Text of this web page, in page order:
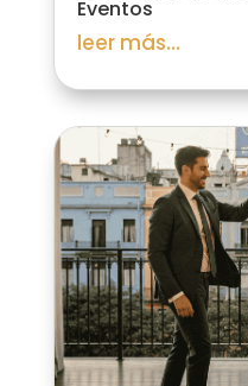
Eventos
leer más...